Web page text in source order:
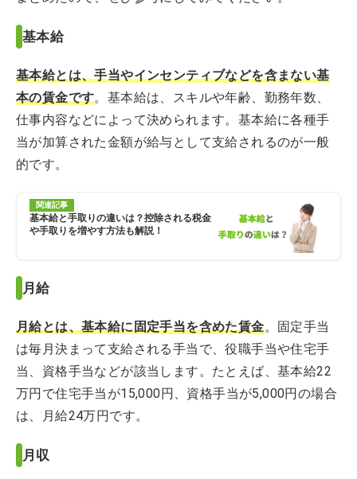
基本給
基本給とは、手当やインセンティブなどを含まない基
本の賃金です。基本給は、スキルや年齢、勤務年数、
仕事内容などによって決められます。基本給に各種手
当が加算された金額が給与として支給されるのが一般
的です。
関連記事
基本給と手取りの違いは？控除される税金
や手取りを増やす方法も解説！
月給
月給とは、基本給に固定手当を含めた賃金。固定手当
は毎月決まって支給される手当で、役職手当や住宅手
当、資格手当などが該当します。たとえば、基本給22
万円で住宅手当が15,000円、資格手当が5,000円の場合
は、月給24万円です。
月収